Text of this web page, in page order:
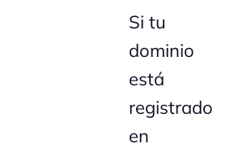
Si tu
dominio
está
registrado
en